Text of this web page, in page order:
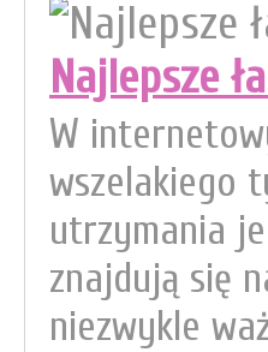
Najlepsze
W
wszelakiego
utrzymania
znajdują się
niezwykle